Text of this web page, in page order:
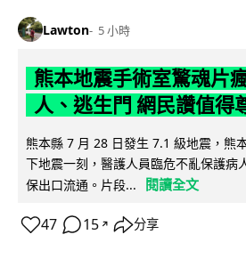
Lawton 5 小時
熊本地震手術室驚魂片
人、逃生門 網民讚值得
熊本縣 7 月 28 日發生 7.1 級地震，熊
下地震一刻，醫護人員臨危不亂保護病
保出口流通。片段...
閱讀全文
47 15 ↗ 分享